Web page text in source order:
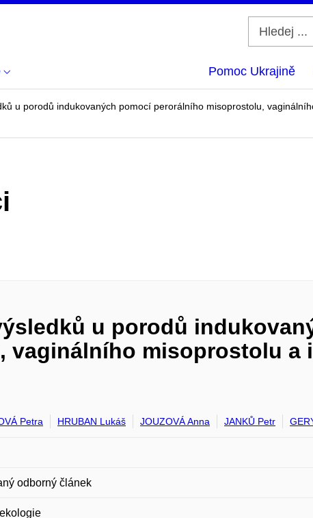
Pomoc Ukrajině
u porodů indukovaných pomocí perorálního misoprostolu,
u porodů
vaginálního misoprostolu a
Petra HRUBAN Lukáš JOUZOVÁ Anna JANKŮ Petr
odborný článek